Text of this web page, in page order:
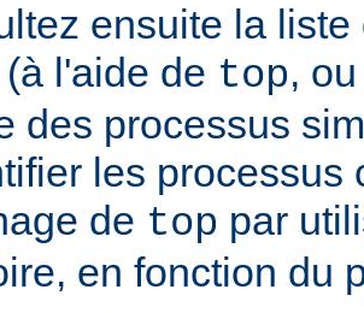
ensuite la
l'aide de top,
des processus
les processus
de top par
en fonction du